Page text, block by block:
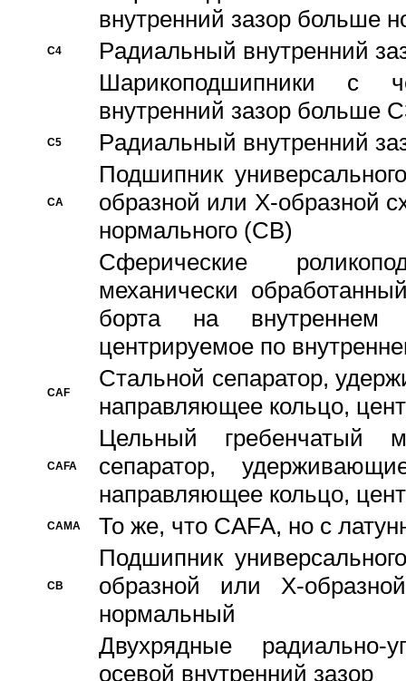
внутренний зазор больше
C4
Pадиальный внутренний
Шарикоподшипники с
внутренний зазор больше
C5 Pадиальный внутренний
CA
Подшипник
образной или Х-образной
нормального (CB)
Сферические
механически
борта на внутреннем
центрируемое по
CAF
Стальной сепаратор,
направляющее кольцо,
CAFA
Цельный гребенчатый
сепаратор,
направляющее кольцо,
CAMA То же, что CAFA, но с
CB
Подшипник
образной или Х-
нормальный
Двухрядные радиально-
осевой внутренний зазор